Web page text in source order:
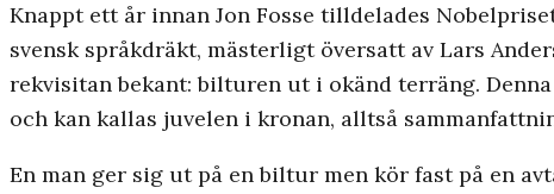
Knappt ett år innan Jon Fosse tilldelades
svensk språkdräkt, mästerligt översatt av Lars
rekvisitan bekant: bilturen ut i okänd terräng.
och kan kallas juvelen i kronan, alltså
En man ger sig ut på en biltur men kör fast på en